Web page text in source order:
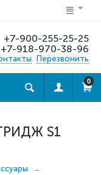
+7-900-255-25-25
+7-918-970-38-96
Перезвонить
0
S1